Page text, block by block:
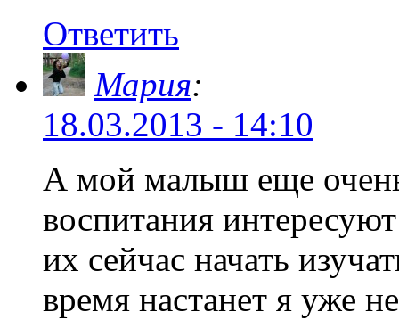
Ответить
Мария:
18.03.2013 - 14:10
А мой малыш еще
воспитания
их сейчас начать
время настанет я уже